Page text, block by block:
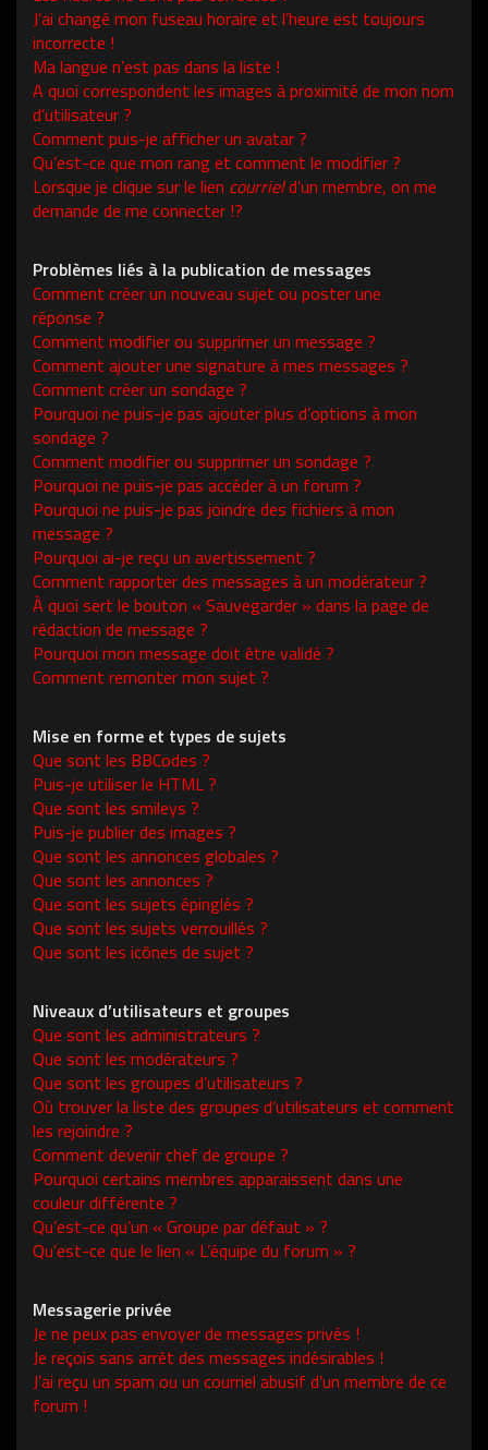
J’ai changé mon fuseau horaire et l’heure est toujours
incorrecte !
Ma langue n’est pas dans la liste !
A quoi correspondent les images à proximité de mon nom
d’utilisateur ?
Comment puis-je afficher un avatar ?
Qu’est-ce que mon rang et comment le modifier ?
Lorsque je clique sur le lien courrield’un membre, on me
demande de me connecter !?
Problèmes liés à la publication de messages
Comment créer un nouveau sujet ou poster une
réponse ?
Comment modifier ou supprimer un message ?
Comment ajouter une signature à mes messages ?
Comment créer un sondage ?
Pourquoi ne puis-je pas ajouter plus d’options à mon
sondage ?
Comment modifier ou supprimer un sondage ?
Pourquoi ne puis-je pas accéder à un forum ?
Pourquoi ne puis-je pas joindre des fichiers à mon
message ?
Pourquoi ai-je reçu un avertissement ?
Comment rapporter des messages à un modérateur ?
À quoi sert le bouton « Sauvegarder » dans la page de
rédaction de message ?
Pourquoi mon message doit être validé ?
Comment remonter mon sujet ?
Mise en forme et types de sujets
Que sont les BBCodes ?
Puis-je utiliser le HTML ?
Que sont les smileys ?
Puis-je publier des images ?
Que sont les annonces globales ?
Que sont les annonces ?
Que sont les sujets épinglés ?
Que sont les sujets verrouillés ?
Que sont les icônes de sujet ?
Niveaux d’utilisateurs et groupes
Que sont les administrateurs ?
Que sont les modérateurs ?
Que sont les groupes d’utilisateurs ?
Où trouver la liste des groupes d’utilisateurs et comment
les rejoindre ?
Comment devenir chef de groupe ?
Pourquoi certains membres apparaissent dans une
couleur différente ?
Qu’est-ce qu’un « Groupe par défaut » ?
Qu’est-ce que le lien « L’équipe du forum » ?
Messagerie privée
Je ne peux pas envoyer de messages privés !
Je reçois sans arrêt des messages indésirables !
J’ai reçu un spam ou un courriel abusif d’un membre de ce
forum !